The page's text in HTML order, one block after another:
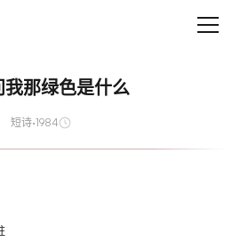
我那绿色是什么
短诗·1984